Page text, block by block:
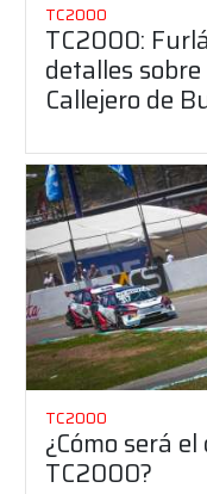
TC2000
TC2000:
detalles
Callejero de
TC2000
¿Cómo será
TC2000?